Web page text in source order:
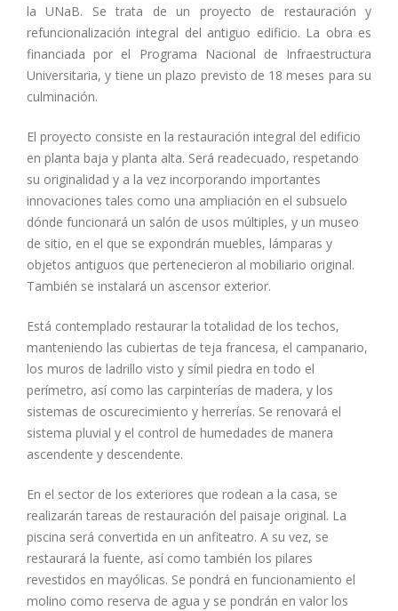
la UNaB. Se trata de un proyecto de restauración y
refuncionalización integral del antiguo edificio. La obra es
financiada por el Programa Nacional de Infraestructura
Universitaria, y tiene un plazo previsto de 18 meses para su
culminación.
El proyecto consiste en la restauración integral del edificio
en planta baja y planta alta. Será readecuado, respetando
su originalidad y a la vez incorporando importantes
innovaciones tales como una ampliación en el subsuelo
dónde funcionará un salón de usos múltiples, y un museo
de sitio, en el que se expondrán muebles, lámparas y
objetos antiguos que pertenecieron al mobiliario original.
También se instalará un ascensor exterior.
Está contemplado restaurar la totalidad de los techos,
manteniendo las cubiertas de teja francesa, el campanario,
los muros de ladrillo visto y símil piedra en todo el
perímetro, así como las carpinterías de madera, y los
sistemas de oscurecimiento y herrerías. Se renovará el
sistema pluvial y el control de humedades de manera
ascendente y descendente.
En el sector de los exteriores que rodean a la casa, se
realizarán tareas de restauración del paisaje original. La
piscina será convertida en un anfiteatro. A su vez, se
restaurará la fuente, así como también los pilares
revestidos en mayólicas. Se pondrá en funcionamiento el
molino como reserva de agua y se pondrán en valor los